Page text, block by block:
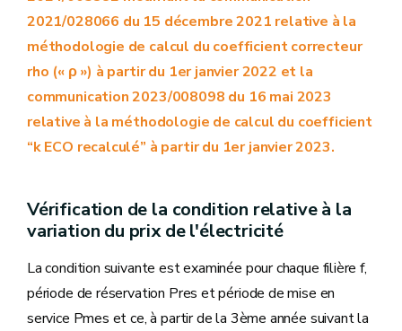
2021/028066 du 15 décembre 2021 relative à la
méthodologie de calcul du coefficient correcteur
rho (« ρ ») à partir du 1er janvier 2022 et la
communication 2023/008098 du 16 mai 2023
relative à la méthodologie de calcul du coefficient
“k ECO recalculé” à partir du 1er janvier 2023.
Vérification de la condition relative à la
variation du prix de l'électricité
La condition suivante est examinée pour chaque filière f,
période de réservation Pres et période de mise en
service Pmes et ce, à partir de la 3ème année suivant la